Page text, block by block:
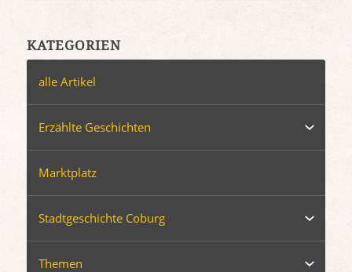
KATEGORIEN
alle Artikel
Erzählte Geschichten
Marktplatz
Stadtgeschichte Coburg
Themen